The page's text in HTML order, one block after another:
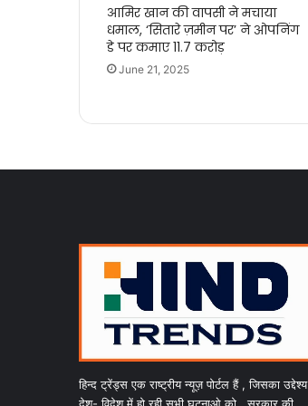
आमिर खान की वापसी ने मचाया
धमाल, ‘सितारे ज़मीन पर’ ने ओपनिंग
डे पर कमाए 11.7 करोड़
June 21, 2025
हिन्द ट्रेंड्स एक राष्ट्रीय न्यूज़ पोर्टल हैं , जिसका उद्देश्य